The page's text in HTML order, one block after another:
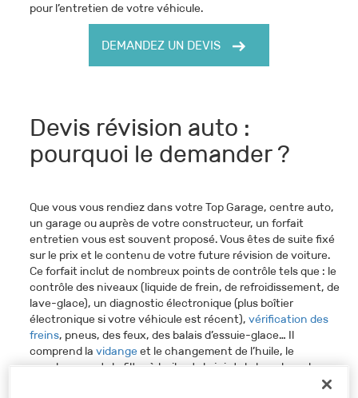
pour l’entretien de votre véhicule.
DEMANDEZ UN DEVIS
Devis révision auto :
pourquoi le demander ?
Que vous vous rendiez dans votre Top Garage, centre auto,
un garage ou auprès de votre constructeur, un forfait
entretien vous est souvent proposé. Vous êtes de suite fixé
sur le prix et le contenu de votre future révision de voiture.
Ce forfait inclut de nombreux points de contrôle tels que : le
contrôle des niveaux (liquide de frein, de refroidissement, de
lave-glace), un diagnostic électronique (plus boîtier
électronique si votre véhicule est récent),vérification des
freins, pneus, des feux, des balais d’essuie-glace… Il
comprend lavidangeet le changement de l’huile, le
remplacement du filtre à huile et du joint du bouchon de
vidange. Lorsque les limites d’usure sont atteintes, s’ajoute